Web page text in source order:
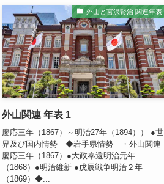
外山と宮沢賢治 関連年表
外山関連 年表 1
慶応三年（1867）～明治27年（1894）） ●世
界及び国内情勢 ◆岩手県情勢 ・外山関連
慶応三年（1867）●大政奉還明治元年
（1868）●明治維新 ●戊辰戦争明治２年
（1869）◆...